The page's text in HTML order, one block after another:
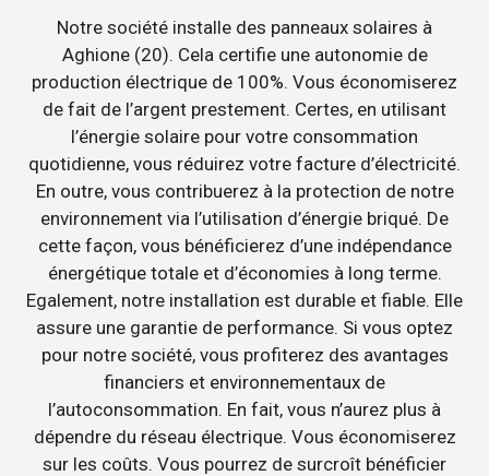
Notre société installe des panneaux solaires à
Aghione (20). Cela certifie une autonomie de
production électrique de 100%. Vous économiserez
de fait de l’argent prestement. Certes, en utilisant
l’énergie solaire pour votre consommation
quotidienne, vous réduirez votre facture d’électricité.
En outre, vous contribuerez à la protection de notre
environnement via l’utilisation d’énergie briqué. De
cette façon, vous bénéficierez d’une indépendance
énergétique totale et d’économies à long terme.
Egalement, notre installation est durable et fiable. Elle
assure une garantie de performance. Si vous optez
pour notre société, vous profiterez des avantages
financiers et environnementaux de
l’autoconsommation. En fait, vous n’aurez plus à
dépendre du réseau électrique. Vous économiserez
sur les coûts. Vous pourrez de surcroît bénéficier